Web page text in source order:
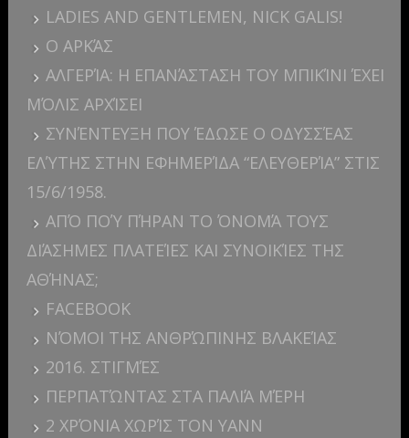
LADIES AND GENTLEMEN, NICK GALIS!
Ο ΑΡΚΆΣ
ΑΛΓΕΡΊΑ: H ΕΠΑΝΆΣΤΑΣΗ ΤΟΥ ΜΠΙΚΊΝΙ ΈΧΕΙ
ΜΌΛΙΣ ΑΡΧΊΣΕΙ
ΣΥΝΈΝΤΕΥΞΗ ΠΟΥ ΈΔΩΣΕ Ο ΟΔΥΣΣΈΑΣ
ΕΛΎΤΗΣ ΣΤΗΝ ΕΦΗΜΕΡΊΔΑ “ΕΛΕΥΘΕΡΊΑ” ΣΤΙΣ
15/6/1958.
ΑΠΌ ΠΟΎ ΠΉΡΑΝ ΤΟ ΌΝΟΜΆ ΤΟΥΣ
ΔΙΆΣΗΜΕΣ ΠΛΑΤΕΊΕΣ ΚΑΙ ΣΥΝΟΙΚΊΕΣ ΤΗΣ
ΑΘΉΝΑΣ;
FACEBOOK
ΝΌΜΟΙ ΤΗΣ ΑΝΘΡΏΠΙΝΗΣ ΒΛΑΚΕΊΑΣ
2016. ΣΤΙΓΜΈΣ
ΠΕΡΠΑΤΏΝΤΑΣ ΣΤΑ ΠΑΛΙΆ ΜΈΡΗ
2 ΧΡΌΝΙΑ ΧΩΡΊΣ ΤΟΝ YANN